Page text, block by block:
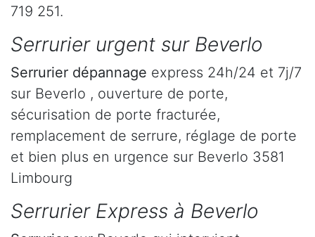
719 251.
Serrurier urgent sur Beverlo
Serrurier dépannage express 24h/24 et 7j/7
sur Beverlo , ouverture de porte,
sécurisation de porte fracturée,
remplacement de serrure, réglage de porte
et bien plus en urgence sur Beverlo 3581
Limbourg
Serrurier Express à Beverlo